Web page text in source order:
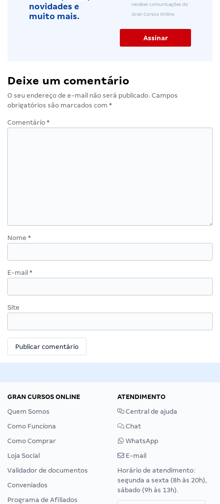
novidades e
muito mais.
receber comunicações do
Gran Cursos Online.
Deixe um comentário
O seu endereço de e-mail não será publicado. Campos
obrigatórios são marcados com *
Comentário *
Nome *
E-mail *
Site
GRAN CURSOS ONLINE
Quem Somos
Como Funciona
Como Comprar
Loja Social
Validador de documentos
Conveniados
Programa de Afiliados
ATENDIMENTO
Central de ajuda
Chat
WhatsApp
E-mail
Horário de atendimento:
segunda a sexta (8h às 20h),
sábado (9h às 13h).